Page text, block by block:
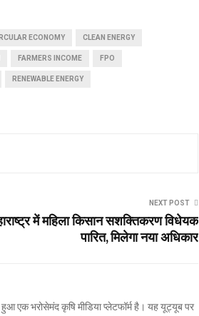
ECONOMY CLEAN ENERGY
FARMERS INCOME FPO
RENEWABLE ENERGY
NEXT POST
में महिला किसान सशक्तिकरण विधेयक
पारित, मिलेगा नया अधिकार
हुआ एक भरोसेमंद कृषि मीडिया प्लेटफॉर्म है। यह यूट्यूब पर